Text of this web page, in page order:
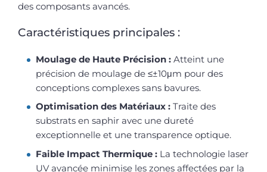
des composants avancés.
Caractéristiques principales :
Moulage de Haute Précision : Atteint une
précision de moulage de ≤±10μm pour des
conceptions complexes sans bavures.
Optimisation des Matériaux : Traite des
substrats en saphir avec une dureté
exceptionnelle et une transparence optique.
Faible Impact Thermique : La technologie laser
UV avancée minimise les zones affectées par la